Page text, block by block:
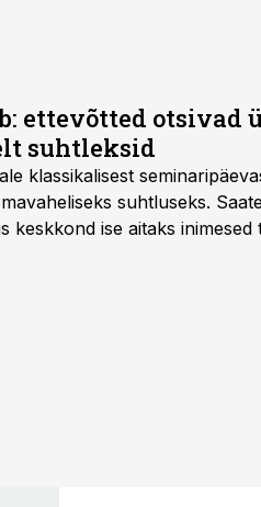
ettevõtted otsivad
suhtleksid
klassikalisest
suhtluseks.
keskkond ise aitaks